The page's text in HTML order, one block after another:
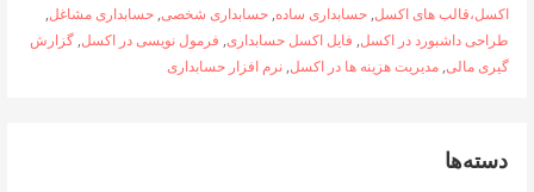
اکسل،قالب های اکسل, حسابداری ساده, حسابداری شخصی, حسابداری مشاغل,
طراحی داشبورد در اکسل, فایل اکسل حسابداری, فرمول نویسی در اکسل, گزارش
گیری مالی, مدیریت هزینه ها در اکسل, نرم افزار حسابداری
دسته‌ها